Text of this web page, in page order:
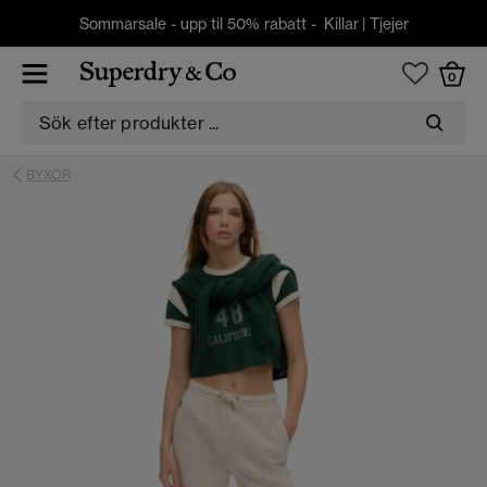
Sommarsale - upp til 50% rabatt - Killar| Tjejer
0
BYXOR